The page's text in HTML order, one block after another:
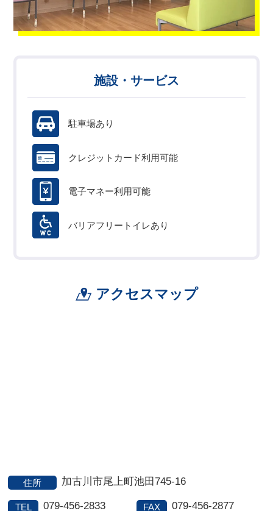
施設・サービス
駐車場あり
クレジットカード利用可能
電子マネー利用可能
バリアフリートイレあり
アクセスマップ
住所 加古川市尾上町池田745-16
TEL 079-456-2833 FAX 079-456-2877